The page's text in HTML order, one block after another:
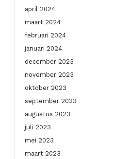
april 2024
maart 2024
februari 2024
januari 2024
december 2023
november 2023
oktober 2023
september 2023
augustus 2023
juli 2023
mei 2023
maart 2023